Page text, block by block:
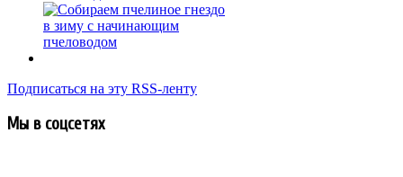
Подписаться на эту RSS-ленту
Мы в соцсетях